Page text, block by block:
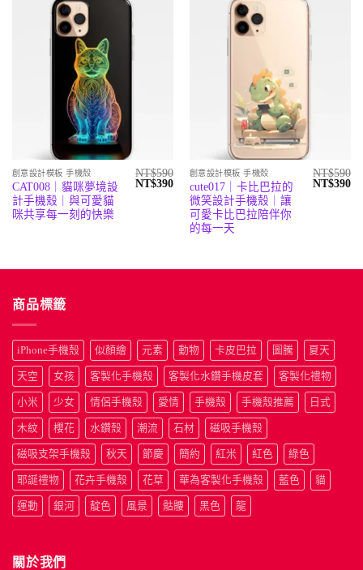
創意設計模板 手機殼
CAT008｜貓咪夢境設
計手機殼｜與可愛貓
咪共享每一刻的快樂
NT$590
原
NT$390目
格：
NT$390。
創意設計模板 手機殼
cute017｜卡比巴拉的
微笑設計手機殼｜讓
可愛卡比巴拉陪伴你
的每一天
NT$590
原
NT$390目
商品標籤
iPhone手機殼 似顏繪 元素 動物 卡皮巴拉 圖騰 夏天
天空 女孩 客製化手機殼 客製化水鑽手機皮套 客製化禮物
小米 少女 情侶手機殼 愛情 手機殼 手機殼推薦 日式
木紋 櫻花 水鑽殼 潮流 石材 磁吸手機殼
磁吸支架手機殼 秋天 節慶 簡約 紅米 紅色 綠色
耶誕禮物 花卉手機殼 花草 華為客製化手機殼 藍色 貓
運動 銀河 靛色 風景 骷髏 黑色 龍
關於我們